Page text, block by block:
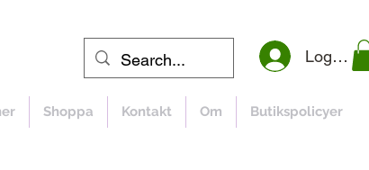
Logga in
Shoppa Kontakt Om Butikspolicyer